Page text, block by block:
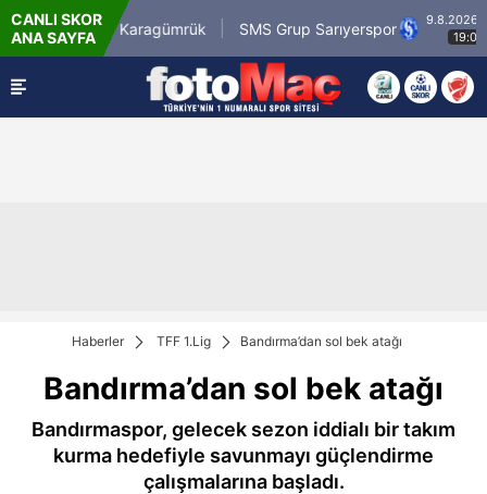
CANLI SKOR
ANA SAYFA
Misirli.com.tr Karagümrük SMS Grup Sarıyerspor
9.8.2026 - Paz
19:00
Haberler TFF 1.Lig Bandırma’dan sol bek atağı
Bandırma’dan sol bek atağı
Bandırmaspor, gelecek sezon iddialı bir takım
kurma hedefiyle savunmayı güçlendirme
çalışmalarına başladı.